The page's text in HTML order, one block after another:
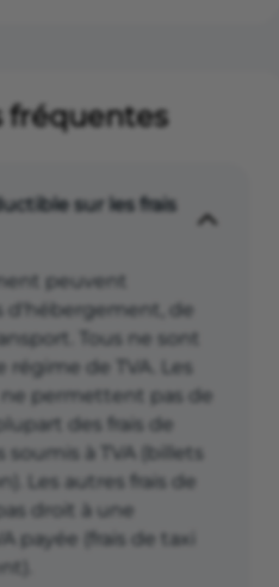
fréquentes
sur les frais
peuvent
d'hébergement, de
Tous ne sont
de TVA. Les
permettent pas de
des frais de
à TVA (billets
Les autres frais de
droit à une
payée (frais de taxi